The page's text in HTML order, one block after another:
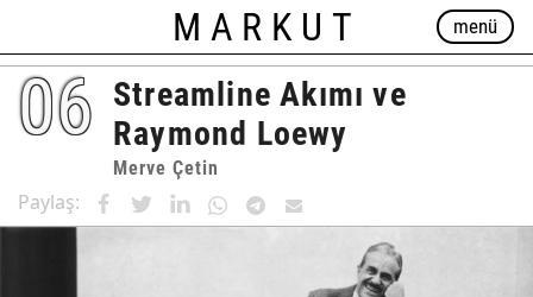
MARKUT menü
06 Streamline Akımı ve
Raymond Loewy
Merve Çetin
Paylaş: